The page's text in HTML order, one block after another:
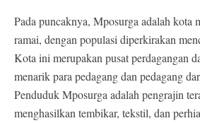
Pada puncaknya, Mposurga adalah kota
ramai, dengan populasi diperkirakan
Kota ini merupakan pusat perdagangan
menarik para pedagang dan pedagang
Penduduk Mposurga adalah pengrajin
menghasilkan tembikar, tekstil, dan